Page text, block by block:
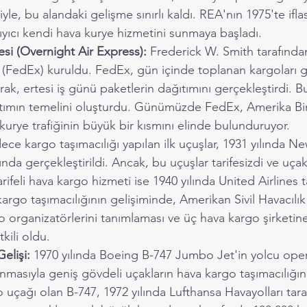
bu alandaki gelişme sınırlı kaldı. REA'nın 1975'te
kendi hava kurye hizmetini sunmaya başladı.
(Overnight Air Express): Frederick W. Smith
kuruldu. FedEx, gün içinde toplanan kargoları
ertesi iş günü paketlerin dağıtımını gerçekleştirdi.
temelini oluşturdu. Günümüzde FedEx, Amerika
trafiğinin büyük bir kısmını elinde bulunduruyor.
kargo taşımacılığı yapılan ilk uçuşlar, 1931 yılında
gerçekleştirildi. Ancak, bu uçuşlar tarifesizdi ve
hava kargo hizmeti ise 1940 yılında United Airlines
taşımacılığının gelişiminde, Amerikan Sivil
organizatörlerini tanımlaması ve üç hava kargo
oldu.
1970 yılında Boeing B-747 Jumbo Jet'in yolcu
geniş gövdeli uçakların hava kargo
olan B-747, 1972 yılında Lufthansa Havayolları